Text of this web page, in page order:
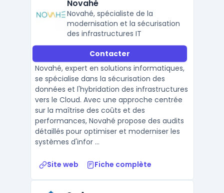
Novahé
Novahé, spécialiste de la
modernisation et la sécurisation
des infrastructures IT
Contacter
Novahé, expert en solutions informatiques,
se spécialise dans la sécurisation des
données et l'hybridation des infrastructures
vers le Cloud. Avec une approche centrée
sur la maîtrise des coûts et des
performances, Novahé propose des audits
détaillés pour optimiser et moderniser les
systèmes d'infor ...
Site web Fiche complète